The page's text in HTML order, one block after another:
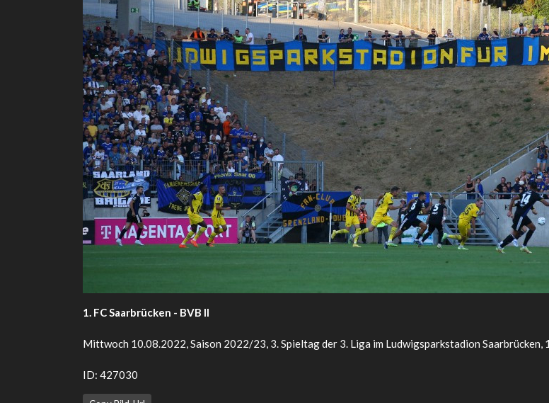
1. FC Saarbrücken - BVB II
Mittwoch 10.08.2022, Saison 2022/23, 3. Spieltag der 3. Liga im Ludwigsparkstadion Saarbrücken,
ID: 427030